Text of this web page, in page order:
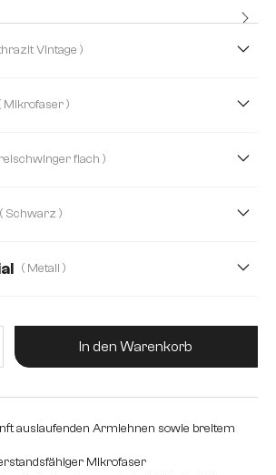
( Anthrazit Vintage )
( Mikrofaser )
Soft
( Freischwinger flach )
( Schwarz )
( Metall )
Produkt Anzahl: Gib den
In den Warenkorb
auslaufenden Armlehnen sowie breitem
Mikrofaser